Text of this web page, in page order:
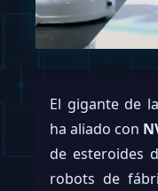
El gigante de
ha aliado con
de esteroides
robots de